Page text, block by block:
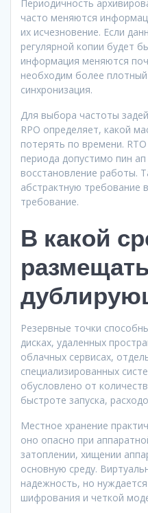
Периодичность
часто меняются
их исчезновение. Если
регулярной копии будет
информация меняются
необходим более
синхронизация.
Для выбора частоты
RPO определяет, какой
потерять по времени.
периода допустимо пин
восстановление работы.
абстрактную требование
требование.
В какой
размещать
Резервные точки
дисках, удаленных
облачных сервисах,
специализированных
обусловлено от
быстроте запуска,
Местное хранение
оно опасно при
затоплении, хищении
основную среду.
надежность, но
шифрования и четкой